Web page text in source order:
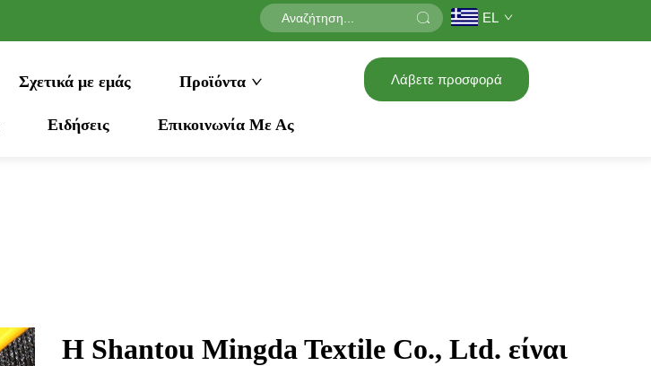
EL
Σχετικά με εμάς Προϊόντα
Ειδήσεις Επικοινωνία Με Ας
Λάβετε προσφορά
Η Shantou Mingda Textile Co., Ltd. είναι